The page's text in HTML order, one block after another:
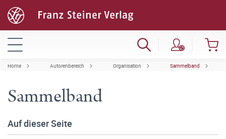
Home Autorenbereich Organisation Sammelband
Sammelband
Auf dieser Seite